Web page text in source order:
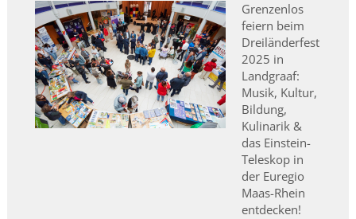
Grenzenlos
feiern beim
Dreiländerfest
2025 in
Landgraaf:
Musik, Kultur,
Bildung,
Kulinarik &
das Einstein-
Teleskop in
der Euregio
Maas-Rhein
entdecken!